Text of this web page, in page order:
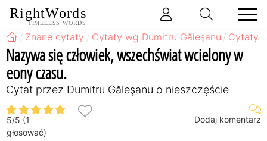
RightWords
TIMELESS WORDS
Znane cytaty Cytaty wg Dumitru Găleşanu Cytaty
Nazywa się człowiek, wszechświat wcielony w
eony czasu.
Cytat przez Dumitru Găleşanu o nieszczęście
5/5 (1
głosować)
Dodaj komentarz